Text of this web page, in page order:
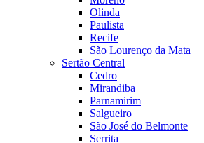
Olinda
Paulista
Recife
São Lourenço da Mata
Sertão Central
Cedro
Mirandiba
Parnamirim
Salgueiro
São José do Belmonte
Serrita